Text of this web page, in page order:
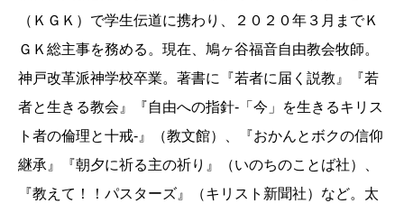
（ＫＧＫ）で学生伝道に携わり、２０２０年３月までＫ
ＧＫ総主事を務める。現在、鳩ヶ谷福音自由教会牧師。
神戸改革派神学校卒業。著書に『若者に届く説教』『若
者と生きる教会』『自由への指針-「今」を生きるキリス
ト者の倫理と十戒-』（教文館）、『おかんとボクの信仰
継承』『朝夕に祈る主の祈り』（いのちのことば社）、
『教えて！！パスターズ』（キリスト新聞社）など。太